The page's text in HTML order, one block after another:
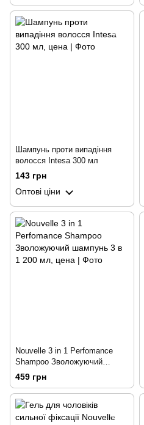
Шампунь проти випадіння
волосся Intesa 300 мл
143 грн
Оптові ціни
Nouvelle 3 in 1 Perfomance
Shampoo Зволожуючий
шампунь 3 в 1 200 мл
459 грн